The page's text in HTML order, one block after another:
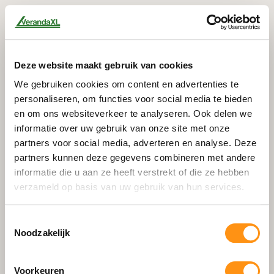
Deze website maakt gebruik van cookies
We gebruiken cookies om content en advertenties te
personaliseren, om functies voor social media te bieden
en om ons websiteverkeer te analyseren. Ook delen we
informatie over uw gebruik van onze site met onze
partners voor social media, adverteren en analyse. Deze
partners kunnen deze gegevens combineren met andere
informatie die u aan ze heeft verstrekt of die ze hebben
verzameld op basis van uw gebruik van hun services.
Noodzakelijk
Voorkeuren